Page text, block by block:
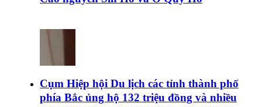
Cụm Hiệp hội Du lịch các tỉnh thành phố
phía Bắc ủng hộ 132 triệu đồng và nhiều